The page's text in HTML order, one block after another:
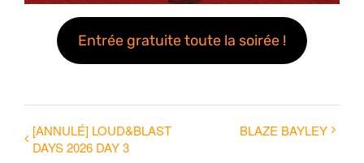
Entrée gratuite toute la soirée !
[ANNULÉ] LOUD&BLAST
DAYS 2026 DAY 3
BLAZE BAYLEY